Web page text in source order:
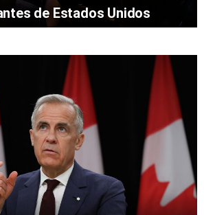
de Estados Unidos